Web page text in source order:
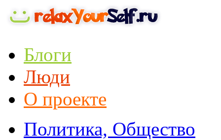
Блоги
Люди
О проекте
Политика, Общество